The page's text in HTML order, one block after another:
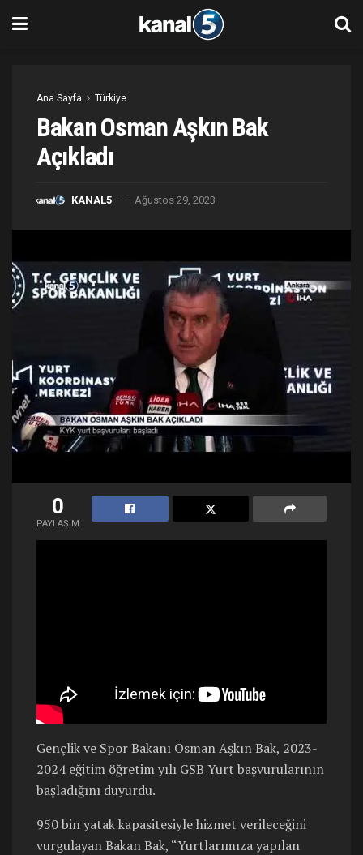
Ana Sayfa Türkiye
Bakan Osman Aşkın Bak
Açıkladı
KANAL5 Ağustos 29, 2023
0
PAYLAŞIM
Gençlik ve Spor Bakanı Osman Aşkın Bak, 2023-
2024 eğitim öğretim yılı GSB Yurt başvurularının
başladığını duyurdu.
950 bin yatak kapasitesiyle hizmet verileceğini
vurgulayan Bakan Bak, “Yurtlarımıza yapılan